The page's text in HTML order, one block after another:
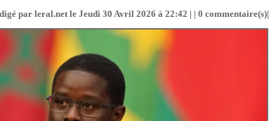
par leral.net le Jeudi 30 Avril 2026 à 22:42 | | 0 commentaire(s)|